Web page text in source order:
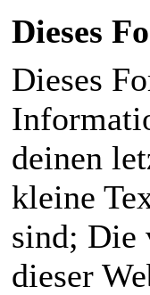
Dieses
Dieses
deinen
kleine
sind; Die
dieser